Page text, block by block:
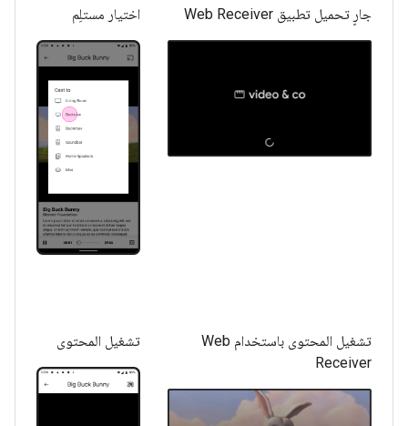
اختيار مستلِم جارٍ تحميل تطبيق Web Receiver
تشغيل المحتوى
تشغيل المحتوى باستخدام Web
Receiver